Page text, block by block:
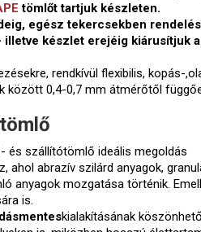
tömlőt tartjuk készleten.
egész tekercsekben
készlet erejéig kiárusítjuk
rendkívül flexibilis, kopás-
között 0,4-0,7 mm átmérőtől
és szállítótömlő ideális megoldás
ahol abrazív szilárd anyagok,
anyagok mozgatása történik.
is.
kialakításának